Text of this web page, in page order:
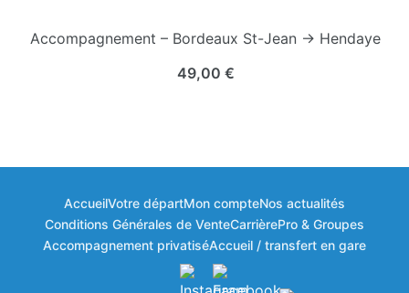
Accompagnement – Bordeaux St-Jean → Hendaye
49,00 €
🎁
Bonjour à vous ! 👋
Bienvenue dans votre espace fidélité
ClubKids
×
AccueilVotre départMon compteNos actualités
Conditions Générales de VenteCarrièrePro & Groupes
Accompagnement privatiséAccueil / transfert en gare